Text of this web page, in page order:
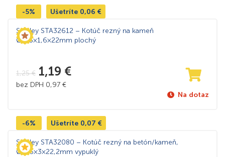
-5% Ušetríte 0,06 €
Stanley STA32612 – Kotúč rezný na kameň
Ø115×1,6×22mm plochý
1,25€ 1,19 €
bez DPH 0,97 €
Na dotaz
-6% Ušetríte 0,07 €
Stanley STA32080 – Kotúč rezný na betón/kameň,
Ø125×3×22,2mm vypuklý